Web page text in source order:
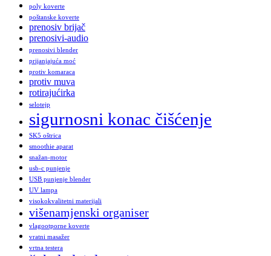
poly koverte
poštanske koverte
prenosiv brijač
prenosivi-audio
prenosivi blender
prijanjajuća moć
protiv komaraca
protiv muva
rotirajućirka
selotejp
sigurnosni konac čišćenje
SK5 oštrica
smoothie aparat
snažan-motor
usb-c punjenje
USB punjenje blender
UV lampa
visokokvalitetni materijali
višenamjenski organiser
vlagootporne koverte
vratni masažer
vrtna testera